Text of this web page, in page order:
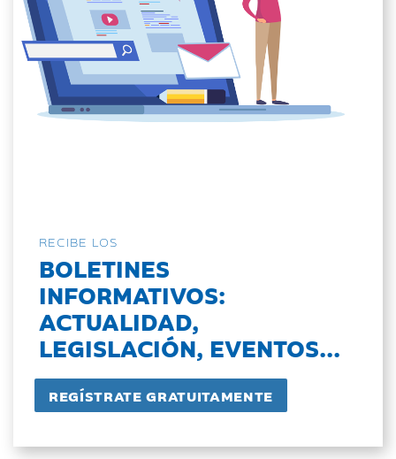
RECIBE LOS
BOLETINES
INFORMATIVOS:
ACTUALIDAD,
LEGISLACIÓN, EVENTOS...